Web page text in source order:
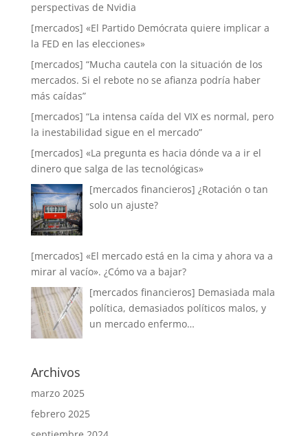
perspectivas de Nvidia
[mercados] «El Partido Demócrata quiere implicar a
la FED en las elecciones»
[mercados] “Mucha cautela con la situación de los
mercados. Si el rebote no se afianza podría haber
más caídas”
[mercados] “La intensa caída del VIX es normal, pero
la inestabilidad sigue en el mercado”
[mercados] «La pregunta es hacia dónde va a ir el
dinero que salga de las tecnológicas»
[mercados financieros] ¿Rotación o tan
solo un ajuste?
[mercados] «El mercado está en la cima y ahora va a
mirar al vacío». ¿Cómo va a bajar?
[mercados financieros] Demasiada mala
política, demasiados políticos malos, y
un mercado enfermo…
Archivos
marzo 2025
febrero 2025